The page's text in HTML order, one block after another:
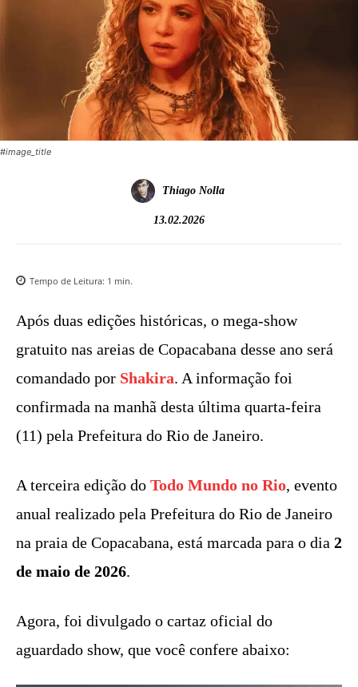
#image_title
Thiago Nolla
13.02.2026
Tempo de Leitura: 1 min.
Após duas edições históricas, o mega-show
gratuito nas areias de Copacabana desse ano será
comandado por Shakira. A informação foi
confirmada na manhã desta última quarta-feira
(11) pela Prefeitura do Rio de Janeiro.
A terceira edição do Todo Mundo no Rio, evento
anual realizado pela Prefeitura do Rio de Janeiro
na praia de Copacabana, está marcada para o dia 2
de maio de 2026.
Agora, foi divulgado o cartaz oficial do
aguardado show, que você confere abaixo: